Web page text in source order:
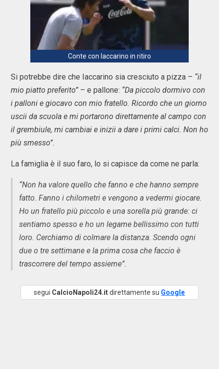
Conte con Iaccarino in ritiro
Si potrebbe dire che Iaccarino sia cresciuto a pizza – “il
mio piatto preferito” – e pallone: “Da piccolo dormivo con
i palloni e giocavo con mio fratello. Ricordo che un giorno
uscii da scuola e mi portarono direttamente al campo con
il grembiule, mi cambiai e inizii a dare i primi calci. Non ho
più smesso”.
La famiglia è il suo faro, lo si capisce da come ne parla:
“Non ha valore quello che fanno e che hanno sempre
fatto. Fanno i chilometri e vengono a vedermi giocare.
Ho un fratello più piccolo e una sorella più grande: ci
sentiamo spesso e ho un legame bellissimo con tutti
loro. Cerchiamo di colmare la distanza. Scendo ogni
due o tre settimane e la prima cosa che faccio è
trascorrere del tempo assieme”.
segui CalcioNapoli24.itdirettamente su Google